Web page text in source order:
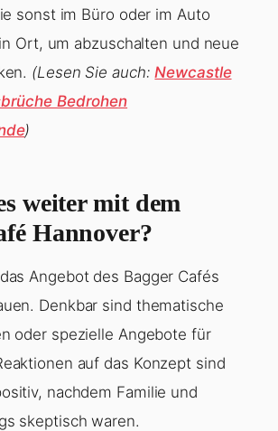
sonst im Büro oder im Auto
Ort, um abzuschalten und neue
(Lesen Sie auch:Newcastle
Bedrohen
)
weiter mit dem
Hannover?
Angebot des Bagger Cafés
Denkbar sind thematische
oder spezielle Angebote für
auf das Konzept sind
nachdem Familie und
skeptisch waren.